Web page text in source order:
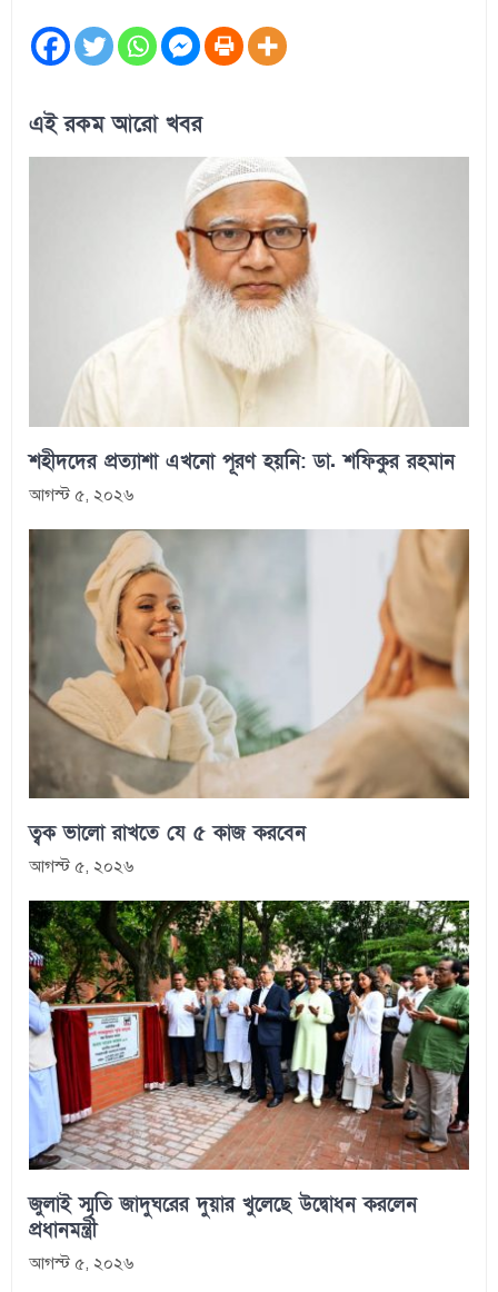
এই রকম আরো খবর
শহীদদের প্রত্যাশা এখনো পূরণ হয়নি: ডা. শফিকুর রহমান
আগস্ট ৫, ২০২৬
ত্বক ভালো রাখতে যে ৫ কাজ করবেন
আগস্ট ৫, ২০২৬
জুলাই স্মৃতি জাদুঘরের দুয়ার খুলেছে উদ্বোধন করলেন
প্রধানমন্ত্রী
আগস্ট ৫, ২০২৬